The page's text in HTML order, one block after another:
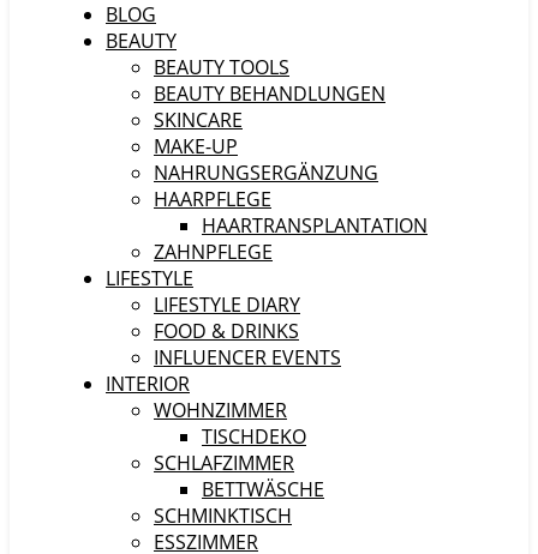
BLOG
BEAUTY
BEAUTY TOOLS
BEAUTY BEHANDLUNGEN
SKINCARE
MAKE-UP
NAHRUNGSERGÄNZUNG
HAARPFLEGE
HAARTRANSPLANTATION
ZAHNPFLEGE
LIFESTYLE
LIFESTYLE DIARY
FOOD & DRINKS
INFLUENCER EVENTS
INTERIOR
WOHNZIMMER
TISCHDEKO
SCHLAFZIMMER
BETTWÄSCHE
SCHMINKTISCH
ESSZIMMER